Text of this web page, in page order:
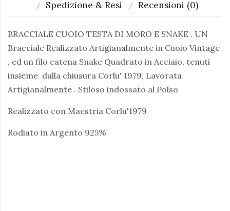
Spedizione & Resi Recensioni (0)
BRACCIALE CUOIO TESTA DI MORO E SNAKE . UN
Bracciale Realizzato Artigianalmente in Cuoio Vintage
, ed un filo catena Snake Quadrato in Acciaio, tenuti
insieme dalla chiusura Corlu' 1979, Lavorata
Artigianalmente . Stiloso indossato al Polso
Realizzato con Maestria Corlu'1979
Rodiato in Argento 925%